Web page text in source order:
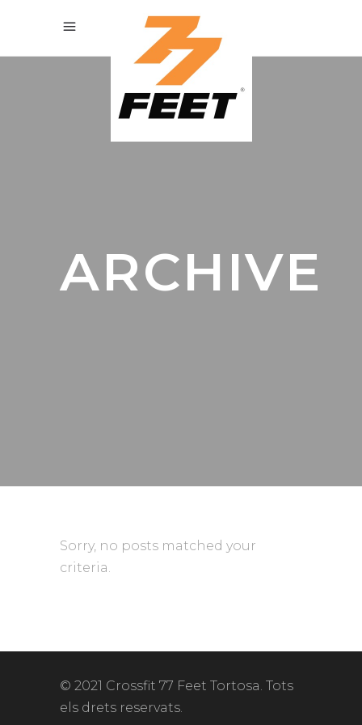
ARCHIVE
Sorry, no posts matched your
criteria.
© 2021 Crossfit 77 Feet Tortosa. Tots
els drets reservats.